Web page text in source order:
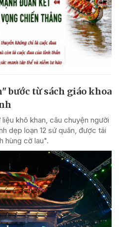
bước từ sách giáo khoa
khô khan, câu chuyện người
dẹp loạn 12 sứ quân, được tái
hùng cờ lau".